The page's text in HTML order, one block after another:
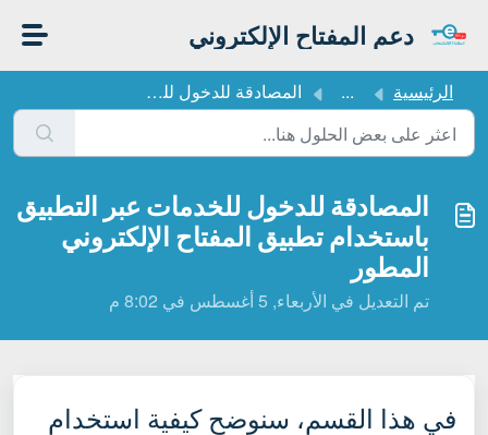
دعم المفتاح الإلكتروني
الرئيسية ... المصادقة للدخول للخدمات عبر التطبيق باستخدام تطبيق المفتا...
المصادقة للدخول للخدمات عبر التطبيق
باستخدام تطبيق المفتاح الإلكتروني
المطور
تم التعديل في الأربعاء, 5 أغسطس في 8:02 م
في هذا القسم، سنوضح كيفية استخدام